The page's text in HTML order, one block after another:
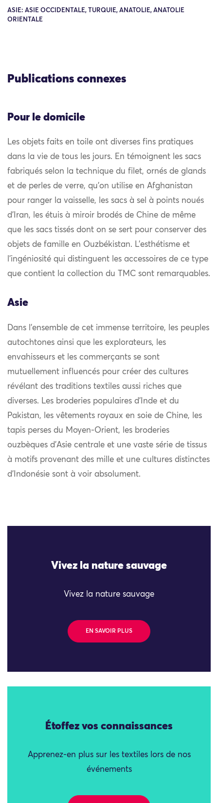
ASIE: ASIE OCCIDENTALE, TURQUIE, ANATOLIE, ANATOLIE
ORIENTALE
Publications connexes
Pour le domicile
Les objets faits en toile ont diverses fins pratiques
dans la vie de tous les jours. En témoignent les sacs
fabriqués selon la technique du filet, ornés de glands
et de perles de verre, qu’on utilise en Afghanistan
pour ranger la vaisselle, les sacs à sel à points noués
d’Iran, les étuis à miroir brodés de Chine de même
que les sacs tissés dont on se sert pour conserver des
objets de famille en Ouzbékistan. L’esthétisme et
l’ingéniosité qui distinguent les accessoires de ce type
que contient la collection du TMC sont remarquables.
Asie
Dans l’ensemble de cet immense territoire, les peuples
autochtones ainsi que les explorateurs, les
envahisseurs et les commerçants se sont
mutuellement influencés pour créer des cultures
révélant des traditions textiles aussi riches que
diverses. Les broderies populaires d’Inde et du
Pakistan, les vêtements royaux en soie de Chine, les
tapis perses du Moyen-Orient, les broderies
ouzbèques d’Asie centrale et une vaste série de tissus
à motifs provenant des mille et une cultures distinctes
d’Indonésie sont à voir absolument.
Vivez la nature sauvage
Vivez la nature sauvage
EN SAVOIR PLUS
Étoffez vos connaissances
Apprenez-en plus sur les textiles lors de nos
événements